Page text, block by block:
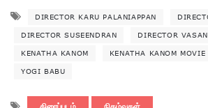
DIRECTOR KARU PALANIAPPAN
DIRECTOR SUSEENDRAN DIRECTOR
KENATHA KANOM KENATHA KANOM MOVIE
YOGI BABU